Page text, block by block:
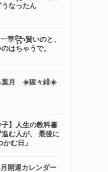
なったん
華꧂賢いのと、
はちゃうで。
葉月 ☀️猩々緋☀️
子】人生の教科書
進む人が、 最後に
む日」
開運カレンダー